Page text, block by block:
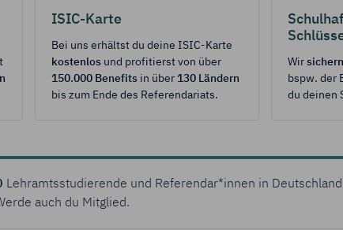
kannst Du Deine Einwilligungen jederzeit mit
anpassen.
& Cookies
ISIC-Karte
Bei uns erhältst du deine ISIC-Karte
kostenlos und profitierst von über
150.000 Benefits in über 130 Ländern
bis zum Ende des Referendariats.
Wir sichern
bspw. der
du deinen
Lehramtsstudierende und Referendar*innen in
auch du Mitglied.